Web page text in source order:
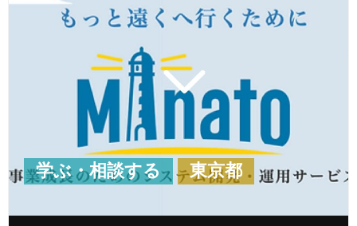
学ぶ・相談する 東京都